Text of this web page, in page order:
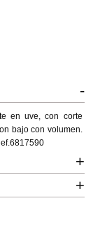
-
en uve, con corte
bajo con volumen.
+
+